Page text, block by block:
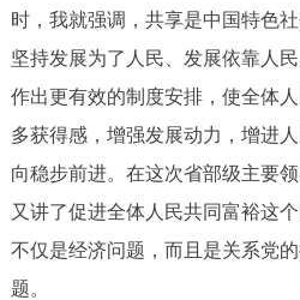
时，我就强调，共享是中国特色
坚持发展为了人民、发展依靠人
作出更有效的制度安排，使全体
多获得感，增强发展动力，增进
向稳步前进。在这次省部级主要
又讲了促进全体人民共同富裕这
不仅是经济问题，而且是关系党
题。